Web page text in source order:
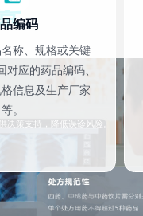
编码
称、规格或关键
对应的药品编码、
信息及生产厂家
等。
决策支持，降低误诊风险。